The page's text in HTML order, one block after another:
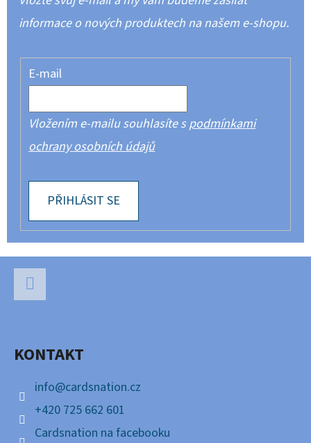
informace o nových produktech na našem e-shopu.
E-mail
Vložením e-mailu souhlasíte spodmínkami
ochrany osobních údajů
PŘIHLÁSIT SE
KONTAKT
info@cardsnation.cz
+420 725 662 601
Cardsnation na facebooku